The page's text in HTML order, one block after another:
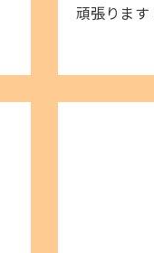
頑張ります